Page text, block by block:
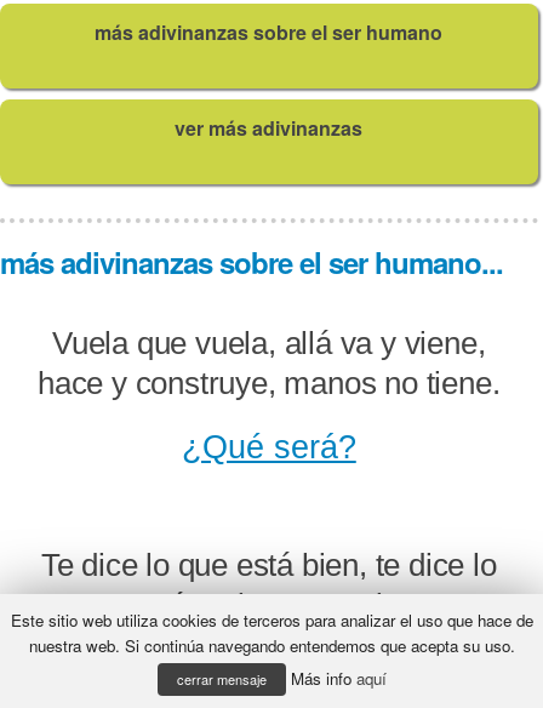
más adivinanzas sobre el ser humano
ver más adivinanzas
más adivinanzas sobre el ser humano...
Vuela que vuela, allá va y viene,
hace y construye, manos no tiene.
¿Qué será?
Te dice lo que está bien, te dice lo
que está mal y no es ninguna
persona, ¿de quién se puede
tratar?
Este sitio web utiliza cookies de terceros para analizar el uso que hace de
nuestra web. Si continúa navegando entendemos que acepta su uso.
cerrar mensaje Más info aquí